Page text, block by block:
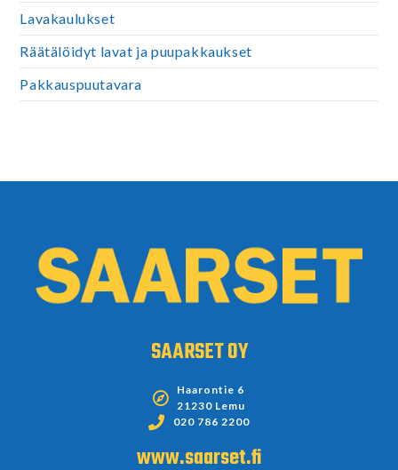
Lavakaulukset
Räätälöidyt lavat ja puupakkaukset
Pakkauspuutavara
SAARSET OY
Haarontie 6
21230 Lemu
020 786 2200
www.saarset.fi